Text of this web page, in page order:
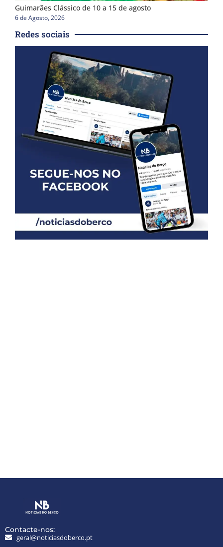
Guimarães Clássico de 10 a 15 de agosto
6 de Agosto, 2026
Redes sociais
Contacte-nos:
geral@noticiasdoberco.pt